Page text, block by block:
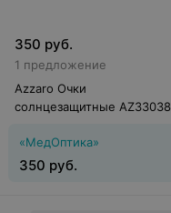
350 руб.
1 предложение
Azzaro Очки
солнцезащитные AZ33038
«МедОптика»
350 руб.